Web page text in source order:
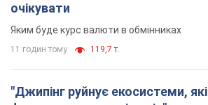
очікувати
Яким буде курс валюти в обмінниках
11 годин тому 119,7 т.
"Джипінг руйнує екосистеми, які